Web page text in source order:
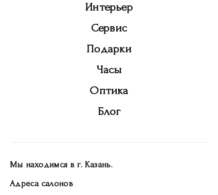
Интерьер
Сервис
Подарки
Часы
Оптика
Блог
Мы находимся в г. Казань.
Адреса салонов